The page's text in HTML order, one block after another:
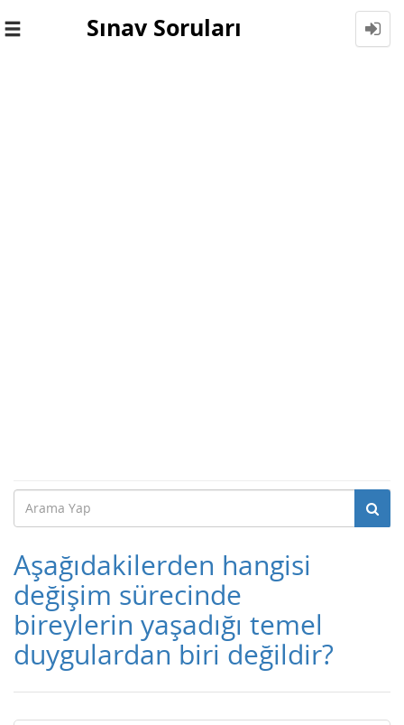
Toggle
Sınav Soruları
Aşağıdakilerden hangisi
değişim sürecinde
bireylerin yaşadığı temel
duygulardan biri değildir?